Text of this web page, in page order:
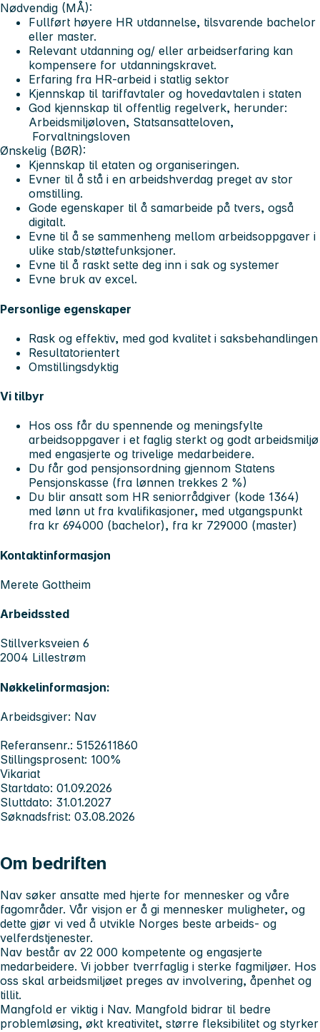
Nødvendig (MÅ):
Fullført høyere HR utdannelse, tilsvarende bachelor
eller master.
Relevant utdanning og/ eller arbeidserfaring kan
kompensere for utdanningskravet.
Erfaring fra HR-arbeid i statlig sektor
Kjennskap til tariffavtaler og hovedavtalen i staten
God kjennskap til offentlig regelverk, herunder:
Arbeidsmiljøloven, Statsansatteloven,
Forvaltningsloven
Ønskelig (BØR):
Kjennskap til etaten og organiseringen.
Evner til å stå i en arbeidshverdag preget av stor
omstilling.
Gode egenskaper til å samarbeide på tvers, også
digitalt.
Evne til å se sammenheng mellom arbeidsoppgaver i
ulike stab/støttefunksjoner.
Evne til å raskt sette deg inn i sak og systemer
Evne bruk av excel.
Personlige egenskaper
Rask og effektiv, med god kvalitet i saksbehandlingen
Resultatorientert
Omstillingsdyktig
Vi tilbyr
Hos oss får du spennende og meningsfylte
arbeidsoppgaver i et faglig sterkt og godt arbeidsmiljø
med engasjerte og trivelige medarbeidere.
Du får god pensjonsordning gjennom Statens
Pensjonskasse (fra lønnen trekkes 2 %)
Du blir ansatt som HR seniorrådgiver (kode 1364)
med lønn ut fra kvalifikasjoner, med utgangspunkt
fra kr 694000 (bachelor), fra kr 729000 (master)
Kontaktinformasjon
Merete Gottheim
Arbeidssted
Stillverksveien 6
2004 Lillestrøm
Nøkkelinformasjon:
Arbeidsgiver: Nav
Referansenr.: 5152611860
Stillingsprosent: 100%
Vikariat
Startdato: 01.09.2026
Sluttdato: 31.01.2027
Søknadsfrist: 03.08.2026
Om bedriften
Nav søker ansatte med hjerte for mennesker og våre
fagområder. Vår visjon er å gi mennesker muligheter, og
dette gjør vi ved å utvikle Norges beste arbeids- og
velferdstjenester.
Nav består av 22 000 kompetente og engasjerte
medarbeidere. Vi jobber tverrfaglig i sterke fagmiljøer. Hos
oss skal arbeidsmiljøet preges av involvering, åpenhet og
tillit.
Mangfold er viktig i Nav. Mangfold bidrar til bedre
problemløsing, økt kreativitet, større fleksibilitet og styrker